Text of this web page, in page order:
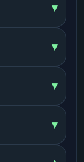
▾
▾
▾
▾